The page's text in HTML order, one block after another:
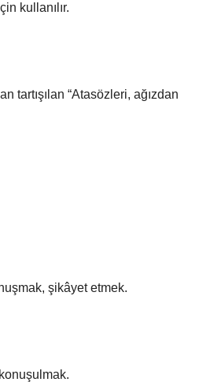
kullanılır.
tartışılan “Atasözleri, ağızdan
şikâyet etmek.